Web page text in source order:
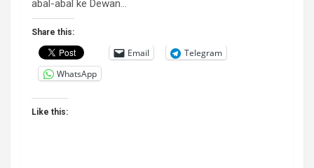
abal-abal ke Dewan…
Share this:
Email
Telegram
WhatsApp
Like this: